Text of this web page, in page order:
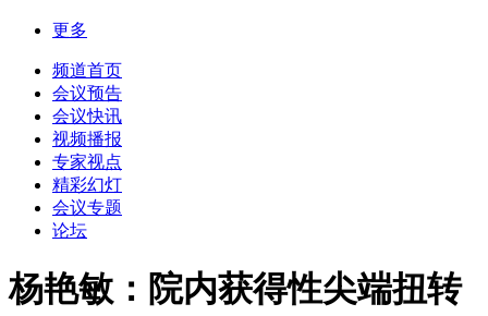
更多
频道首页
会议预告
会议快讯
视频播报
专家视点
精彩幻灯
会议专题
论坛
杨艳敏：院内获得性尖端扭转